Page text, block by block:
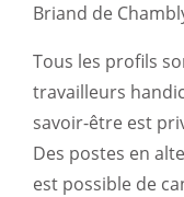
Briand de
Tous les profils
travailleurs
savoir-être est
Des postes en
est possible de